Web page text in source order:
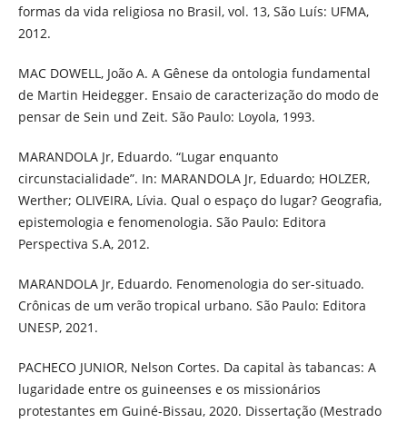
formas da vida religiosa no Brasil, vol. 13, São Luís: UFMA,
2012.
MAC DOWELL, João A. A Gênese da ontologia fundamental
de Martin Heidegger. Ensaio de caracterização do modo de
pensar de Sein und Zeit. São Paulo: Loyola, 1993.
MARANDOLA Jr, Eduardo. “Lugar enquanto
circunstacialidade”. In: MARANDOLA Jr, Eduardo; HOLZER,
Werther; OLIVEIRA, Lívia. Qual o espaço do lugar? Geografia,
epistemologia e fenomenologia. São Paulo: Editora
Perspectiva S.A, 2012.
MARANDOLA Jr, Eduardo. Fenomenologia do ser-situado.
Crônicas de um verão tropical urbano. São Paulo: Editora
UNESP, 2021.
PACHECO JUNIOR, Nelson Cortes. Da capital às tabancas: A
lugaridade entre os guineenses e os missionários
protestantes em Guiné-Bissau, 2020. Dissertação (Mestrado